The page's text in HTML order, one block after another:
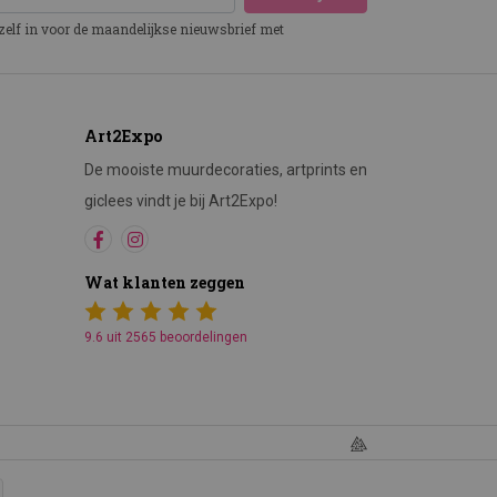
in voor de maandelijkse nieuwsbrief met
Art2Expo
De mooiste muurdecoraties, artprints en
giclees vindt je bij Art2Expo!
Wat klanten zeggen
9.6 uit 2565 beoordelingen